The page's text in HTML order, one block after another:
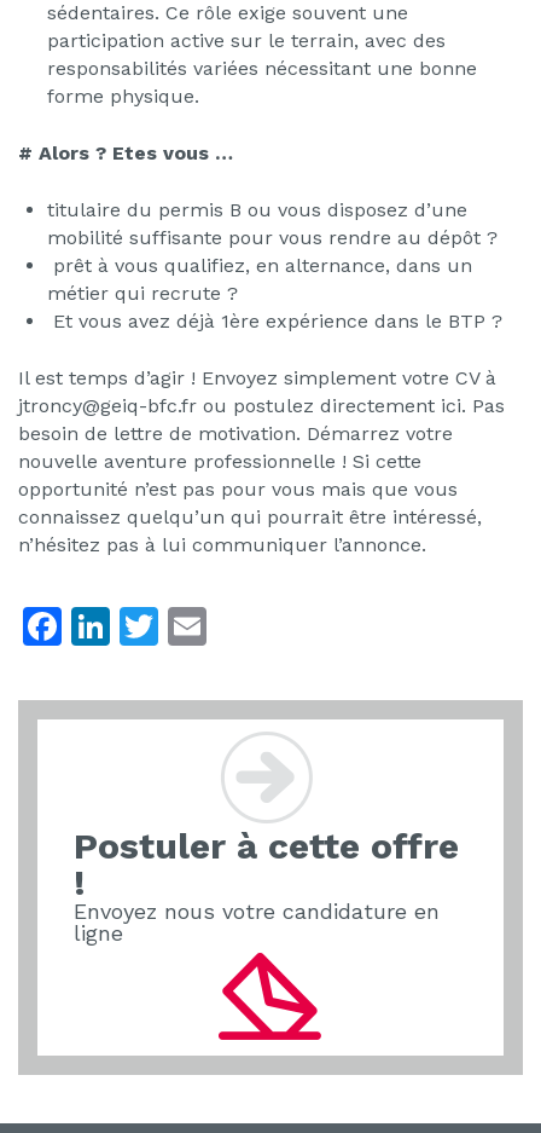
sédentaires. Ce rôle exige souvent une
participation active sur le terrain, avec des
responsabilités variées nécessitant une bonne
forme physique.
# Alors ? Etes vous …
titulaire du permis B ou vous disposez d’une
mobilité suffisante pour vous rendre au dépôt ?
prêt à vous qualifiez, en alternance, dans un
métier qui recrute ?
Et vous avez déjà 1ère expérience dans le BTP ?
Il est temps d’agir ! Envoyez simplement votre CV à
jtroncy@geiq-bfc.fr ou postulez directement ici. Pas
besoin de lettre de motivation. Démarrez votre
nouvelle aventure professionnelle ! Si cette
opportunité n’est pas pour vous mais que vous
connaissez quelqu’un qui pourrait être intéressé,
n’hésitez pas à lui communiquer l’annonce.
F
c
o
k
Li
k
T
itt ai
Postuler à cette offre
!
Envoyez nous votre candidature en
ligne